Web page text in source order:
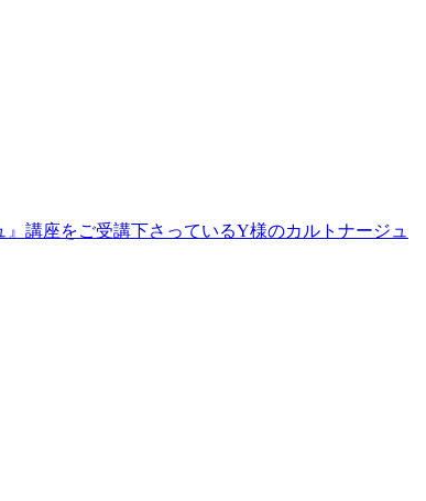
講座をご受講下さっているY様のカルトナージュ